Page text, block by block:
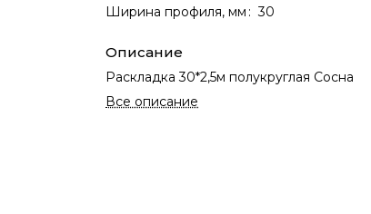
Ширина профиля, мм : 30
Описание
Раскладка 30*2,5м полукруглая Сосна
Все описание